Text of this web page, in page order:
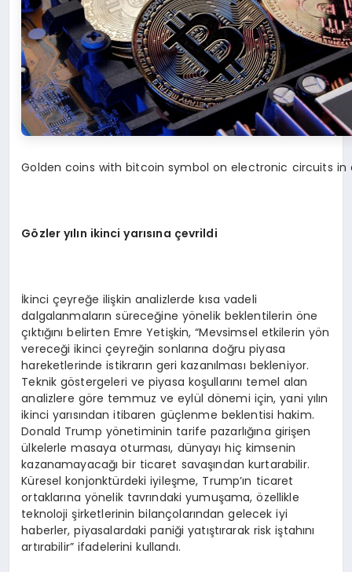
Golden coins with bitcoin symbol on electronic circuits
Gözler yılın ikinci yarısına çevrildi
İkinci çeyreğe ilişkin analizlerde kısa vadeli
dalgalanmaların süreceğine yönelik beklentilerin öne
çıktığını belirten Emre Yetişkin, “Mevsimsel etkilerin yön
vereceği ikinci çeyreğin sonlarına doğru piyasa
hareketlerinde istikrarın geri kazanılması bekleniyor.
Teknik göstergeleri ve piyasa koşullarını temel alan
analizlere göre temmuz ve eylül dönemi için, yani yılın
ikinci yarısından itibaren güçlenme beklentisi hakim.
Donald Trump yönetiminin tarife pazarlığına girişen
ülkelerle masaya oturması, dünyayı hiç kimsenin
kazanamayacağı bir ticaret savaşından kurtarabilir.
Küresel konjonktürdeki iyileşme, Trump’ın ticaret
ortaklarına yönelik tavrındaki yumuşama, özellikle
teknoloji şirketlerinin bilançolarından gelecek iyi
haberler, piyasalardaki paniği yatıştırarak risk iştahını
artırabilir” ifadelerini kullandı.